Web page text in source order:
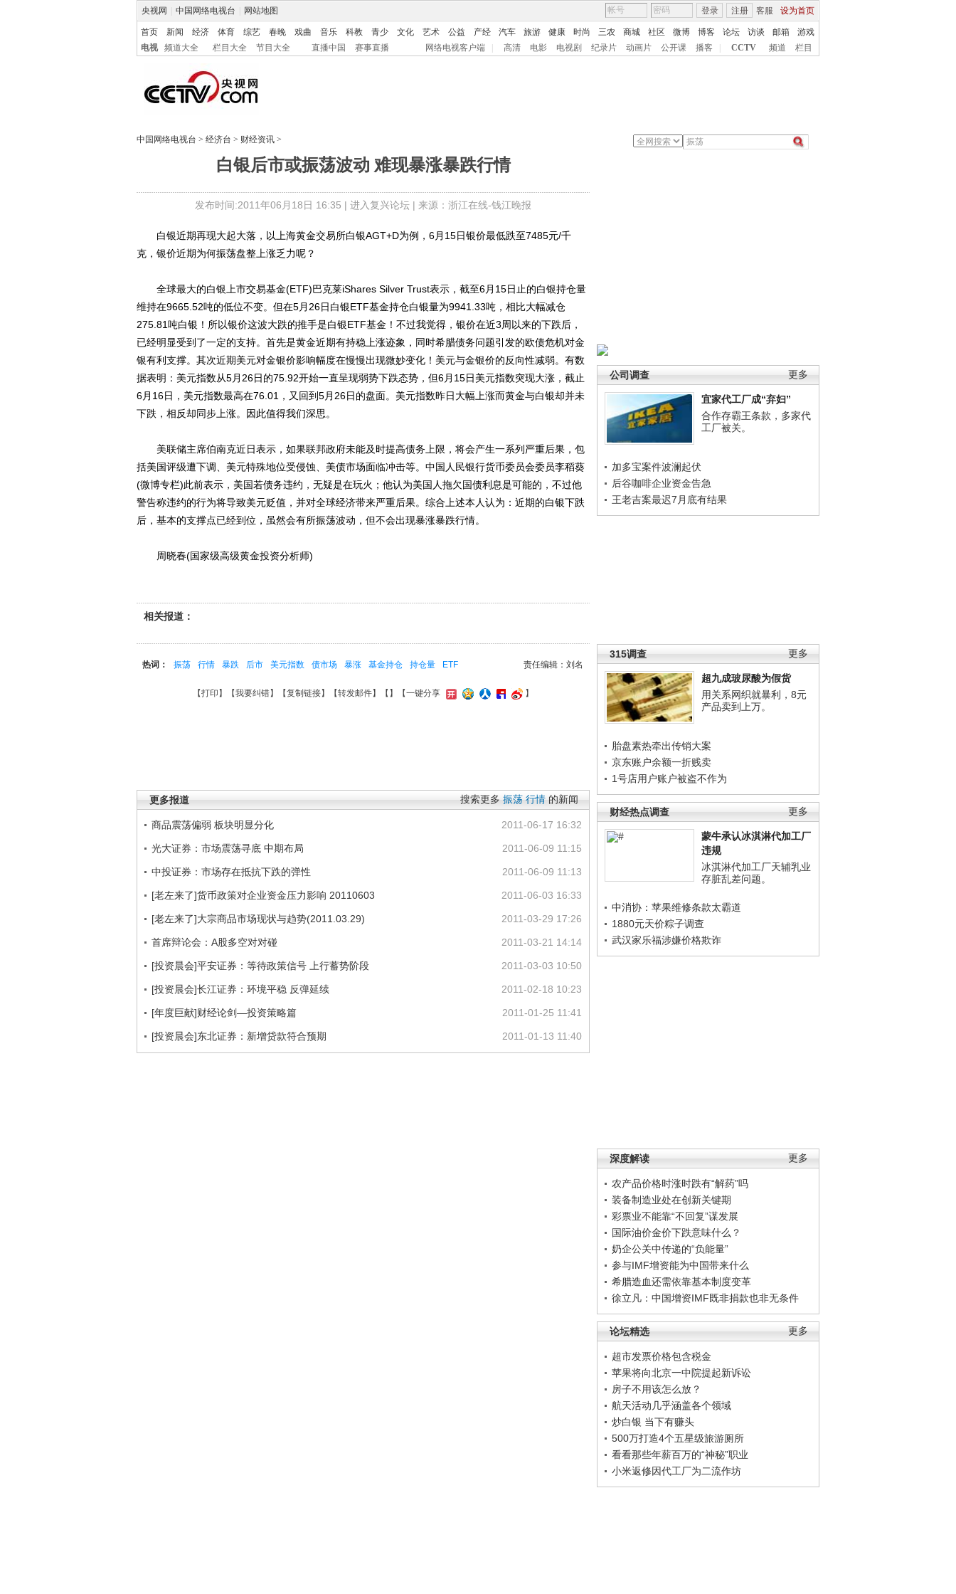
央视网 中国网络电视台 网站地图 客服 设为首页
登录 注册
首页 新闻 经济 体育 综艺 春晚 戏曲 音乐 科教 青少 文化 艺术 公益 产经 汽车 旅游 健康 时尚 三农 商城 社区 微博 博客 论坛 访谈 邮箱
游戏
电视
频道大全 栏目大全 节目大全 直播中国 赛事直播 网络电视客户端 高清 电影 电视剧 纪录片 动画片 公开课 播客 CCTV 频道 栏目
中国网络电视台 > 经济台 > 财经资讯 >
白银后市或振荡波动 难现暴涨暴跌行情
发布时间:2011年06月18日 16:35 | 进入复兴论坛 | 来源：浙江在线-钱江晚报
更多
公司调查
宜家代工厂成“弃妇”
合作存霸王条款，多家代
工厂被关。
加多宝案件波澜起伏
后谷咖啡企业资金告急
王老吉案最迟7月底有结果
更多
315调查
超九成玻尿酸为假货
用关系网织就暴利，8元
产品卖到上万。
胎盘素热牵出传销大案
京东账户余额一折贱卖
1号店用户账户被盗不作为
更多
财经热点调查
蒙牛承认冰淇淋代加工厂
违规
冰淇淋代加工厂天辅乳业
存脏乱差问题。
中消协：苹果维修条款太霸道
1880元天价粽子调查
武汉家乐福涉嫌价格欺诈
更多
深度解读
农产品价格时涨时跌有“解药”吗
装备制造业处在创新关键期
彩票业不能靠“不回复”谋发展
国际油价金价下跌意味什么？
奶企公关中传递的“负能量”
参与IMF增资能为中国带来什么
希腊造血还需依靠基本制度变革
徐立凡：中国增资IMF既非捐款也非无条件
更多
论坛精选
超市发票价格包含税金
苹果将向北京一中院提起新诉讼
房子不用该怎么放？
航天活动几乎涵盖各个领域
炒白银 当下有赚头
500万打造4个五星级旅游厕所
看看那些年薪百万的“神秘”职业
小米返修因代工厂为二流作坊
白银近期再现大起大落，以上海黄金交易所白银AGT+D为例，6月15日银价最低跌至7485元/千
克，银价近期为何振荡盘整上涨乏力呢？
全球最大的白银上市交易基金(ETF)巴克莱iShares Silver Trust表示，截至6月15日止的白银持仓量
维持在9665.52吨的低位不变。但在5月26日白银ETF基金持仓白银量为9941.33吨，相比大幅减仓
275.81吨白银！所以银价这波大跌的推手是白银ETF基金！不过我觉得，银价在近3周以来的下跌后，
已经明显受到了一定的支持。首先是黄金近期有持稳上涨迹象，同时希腊债务问题引发的欧债危机对金
银有利支撑。其次近期美元对金银价影响幅度在慢慢出现微妙变化！美元与金银价的反向性减弱。有数
据表明：美元指数从5月26日的75.92开始一直呈现弱势下跌态势，但6月15日美元指数突现大涨，截止
6月16日，美元指数最高在76.01，又回到5月26日的盘面。美元指数昨日大幅上涨而黄金与白银却并未
下跌，相反却同步上涨。因此值得我们深思。
美联储主席伯南克近日表示，如果联邦政府未能及时提高债务上限，将会产生一系列严重后果，包
括美国评级遭下调、美元特殊地位受侵蚀、美债市场面临冲击等。中国人民银行货币委员会委员李稻葵
(微博专栏)此前表示，美国若债务违约，无疑是在玩火；他认为美国人拖欠国债利息是可能的，不过他
警告称违约的行为将导致美元贬值，并对全球经济带来严重后果。综合上述本人认为：近期的白银下跌
后，基本的支撑点已经到位，虽然会有所振荡波动，但不会出现暴涨暴跌行情。
周晓春(国家级高级黄金投资分析师)
相关报道：
责任编辑：刘名
热词： 振荡 行情 暴跌 后市 美元指数 债市场 暴涨 基金持仓 持仓量 ETF
【打印 】【我要纠错】【复制链接】【转发邮件】【 】 【一键分享 】
搜索更多 振荡 行情 的新闻
更多报道
2011-06-17 16:32
商品震荡偏弱 板块明显分化
2011-06-09 11:15
光大证券：市场震荡寻底 中期布局
2011-06-09 11:13
中投证券：市场存在抵抗下跌的弹性
2011-06-03 16:33
[老左来了]货币政策对企业资金压力影响 20110603
2011-03-29 17:26
[老左来了]大宗商品市场现状与趋势(2011.03.29)
2011-03-21 14:14
首席辩论会：A股多空对对碰
2011-03-03 10:50
[投资晨会]平安证券：等待政策信号 上行蓄势阶段
2011-02-18 10:23
[投资晨会]长江证券：环境平稳 反弹延续
2011-01-25 11:41
[年度巨献]财经论剑—投资策略篇
2011-01-13 11:40
[投资晨会]东北证券：新增贷款符合预期